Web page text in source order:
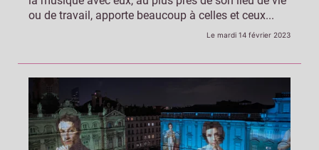
ou de travail, apporte beaucoup à celles et ceux...
Le mardi 14 février 2023